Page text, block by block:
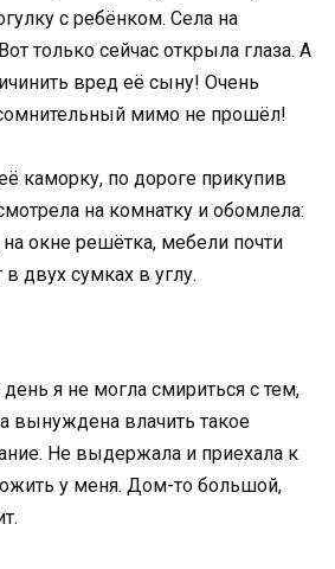
с ребёнком. Села на
только сейчас открыла глаза. А
вред её сыну! Очень
мимо не прошёл!
каморку, по дороге прикупив
на комнатку и обомлела:
окне решётка, мебели почти
двух сумках в углу.
я не могла смириться с тем,
вынуждена влачить такое
Не выдержала и приехала к
у меня. Дом-то большой,